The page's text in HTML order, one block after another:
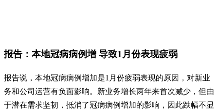
报告：本地冠病病例增 导致1月份表现疲弱
报告说，本地冠病病例增加是1月份疲弱表现的原因，对新业
务和公司运营有负面影响。新业务增长两年来首次减少，但由
于潜在需求坚韧，抵消了冠病病例增加的影响，因此跌幅不显